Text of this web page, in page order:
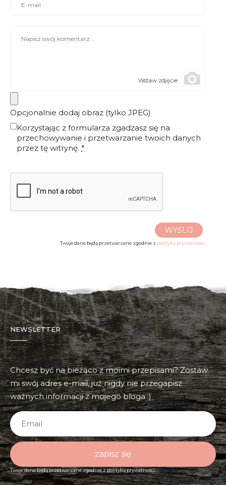
Wstaw zdjęcie
Opcjonalnie dodaj obraz (tylko JPEG)
Korzystając z formularza zgadzasz się na
przechowywanie i przetwarzanie twoich danych
przez tę witrynę. *
WYŚLIJ
Twoje dane będą przetwarzane zgodnie z polityką prywatności.
NEWSLETTER
Chcesz być na bieżąco z moimi przepisami? Zostaw
mi swój adres e-mail, już nigdy nie przegapisz
ważnych informacji z mojego bloga :)
zapisz się
Twoje dane będą przetwarzane zgodnie zpolityką prywatności.